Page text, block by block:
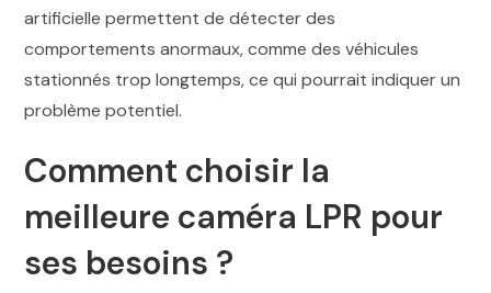
artificielle permettent de détecter des
comportements anormaux, comme des véhicules
stationnés trop longtemps, ce qui pourrait indiquer un
problème potentiel.
Comment choisir la
meilleure caméra LPR pour
ses besoins ?